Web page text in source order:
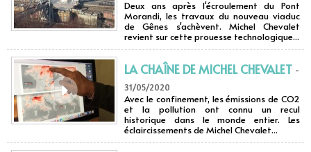
Deux ans après l'écroulement du Pont
Morandi, les travaux du nouveau viaduc
de Gênes s'achèvent. Michel Chevalet
revient sur cette prouesse technologique...
LA CHAÎNE DE MICHEL CHEVALET -
31/05/2020
Avec le confinement, les émissions de CO2
et la pollution ont connu un recul
historique dans le monde entier. Les
éclaircissements de Michel Chevalet...